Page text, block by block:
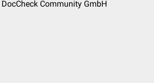
DocCheck Community GmbH